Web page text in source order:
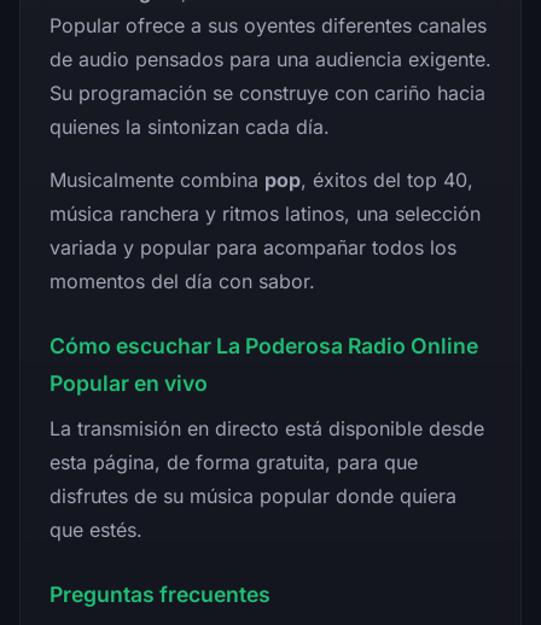
Popular ofrece a sus oyentes diferentes canales
de audio pensados para una audiencia exigente.
Su programación se construye con cariño hacia
quienes la sintonizan cada día.
Musicalmente combina pop, éxitos del top 40,
música ranchera y ritmos latinos, una selección
variada y popular para acompañar todos los
momentos del día con sabor.
Cómo escuchar La Poderosa Radio Online
Popular en vivo
La transmisión en directo está disponible desde
esta página, de forma gratuita, para que
disfrutes de su música popular donde quiera
que estés.
Preguntas frecuentes